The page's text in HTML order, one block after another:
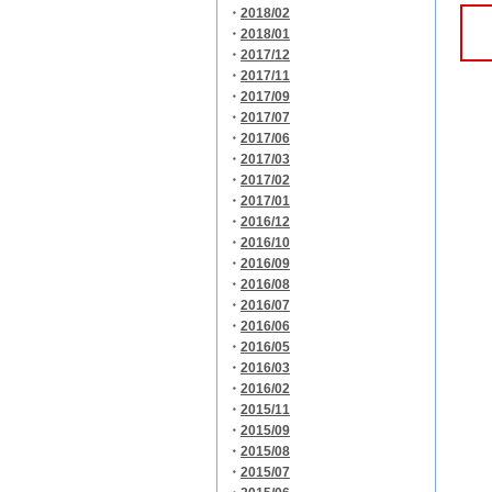
・ 2018/02
・ 2018/01
・ 2017/12
・ 2017/11
・ 2017/09
・ 2017/07
・ 2017/06
・ 2017/03
・ 2017/02
・ 2017/01
・ 2016/12
・ 2016/10
・ 2016/09
・ 2016/08
・ 2016/07
・ 2016/06
・ 2016/05
・ 2016/03
・ 2016/02
・ 2015/11
・ 2015/09
・ 2015/08
・ 2015/07